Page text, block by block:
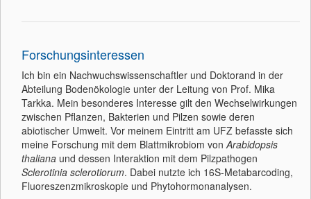
Forschungsinteressen
Ich bin ein Nachwuchswissenschaftler und Doktorand in der
Abteilung Bodenökologie unter der Leitung von Prof. Mika
Tarkka. Mein besonderes Interesse gilt den Wechselwirkungen
zwischen Pflanzen, Bakterien und Pilzen sowie deren
abiotischer Umwelt. Vor meinem Eintritt am UFZ befasste sich
meine Forschung mit dem Blattmikrobiom vonArabidopsis
thaliana und dessen Interaktion mit dem Pilzpathogen
Sclerotinia sclerotiorum. Dabei nutzte ich 16S-Metabarcoding,
Fluoreszenzmikroskopie und Phytohormonanalysen.